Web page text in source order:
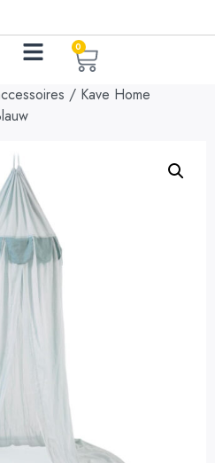
0
/ Kave Home